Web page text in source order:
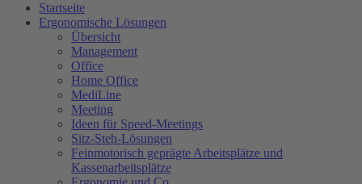
Startseite
Ergonomische Lösungen
Übersicht
Management
Office
Home Office
MediLine
Meeting
Ideen für Speed-Meetings
Sitz-Steh-Lösungen
Feinmotorisch geprägte Arbeitsplätze und
Kassenarbeitsplätze